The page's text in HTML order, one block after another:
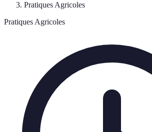
Pratiques Agricoles
Pratiques Agricoles